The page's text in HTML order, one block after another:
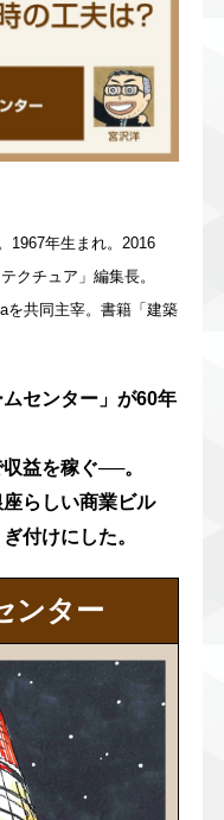
1967年生まれ。2016
クチュア」編集長。
を共同主宰。書籍「建築
センター」が60年
益を稼ぐ──。
らしい商業ビル
付けにした。
ンター